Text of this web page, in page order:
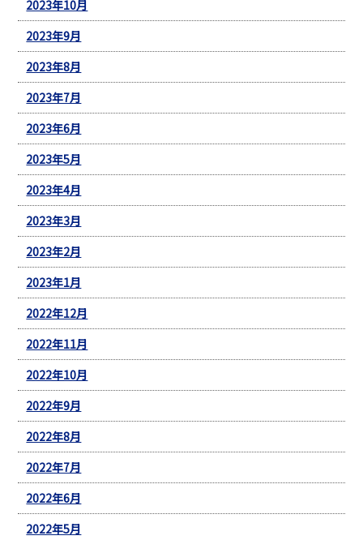
2023年10月
2023年9月
2023年8月
2023年7月
2023年6月
2023年5月
2023年4月
2023年3月
2023年2月
2023年1月
2022年12月
2022年11月
2022年10月
2022年9月
2022年8月
2022年7月
2022年6月
2022年5月